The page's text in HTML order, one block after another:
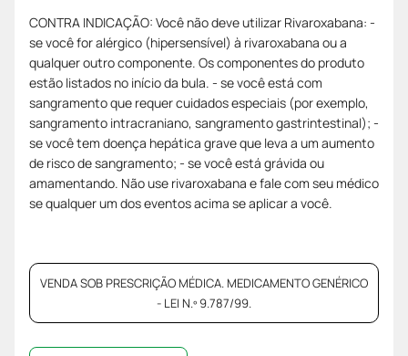
CONTRA INDICAÇÃO: Você não deve utilizar Rivaroxabana: -
se você for alérgico (hipersensível) à rivaroxabana ou a
qualquer outro componente. Os componentes do produto
estão listados no início da bula. - se você está com
sangramento que requer cuidados especiais (por exemplo,
sangramento intracraniano, sangramento gastrintestinal); -
se você tem doença hepática grave que leva a um aumento
de risco de sangramento; - se você está grávida ou
amamentando. Não use rivaroxabana e fale com seu médico
se qualquer um dos eventos acima se aplicar a você.
VENDA SOB PRESCRIÇÃO MÉDICA. MEDICAMENTO GENÉRICO
- LEI N.º 9.787/99.